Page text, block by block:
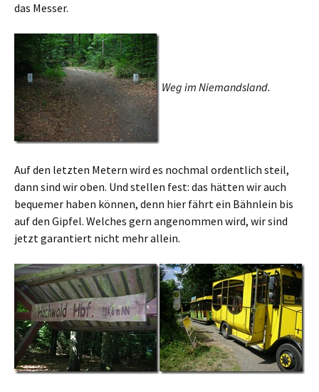
das Messer.
Weg im Niemandsland.
Auf den letzten Metern wird es nochmal ordentlich steil,
dann sind wir oben. Und stellen fest: das hätten wir auch
bequemer haben können, denn hier fährt ein Bähnlein bis
auf den Gipfel. Welches gern angenommen wird, wir sind
jetzt garantiert nicht mehr allein.